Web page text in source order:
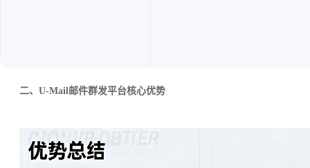
二、U-Mail邮件群发平台核心优势